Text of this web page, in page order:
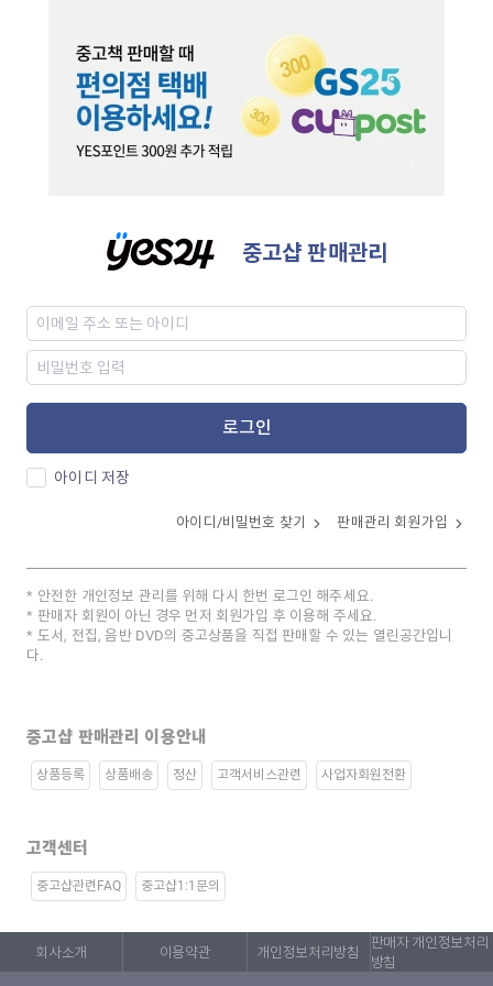
중고샵 판매관리
로그인
아이디 저장
아이디/비밀번호 찾기 판매관리 회원가입
안전한 개인정보 관리를 위해 다시 한번 로그인 해주세요.
판매자 회원이 아닌 경우 먼저 회원가입 후 이용해 주세요.
도서, 전집, 음반 DVD의 중고상품을 직접 판매할 수 있는 열린공간입니
다.
중고샵 판매관리 이용안내
상품등록 상품배송 정산 고객서비스관련 사업자회원전환
고객센터
중고샵관련FAQ 중고샵1:1문의
회사소개 이용약관 개인정보처리방침
판매자 개인정보처리
방침